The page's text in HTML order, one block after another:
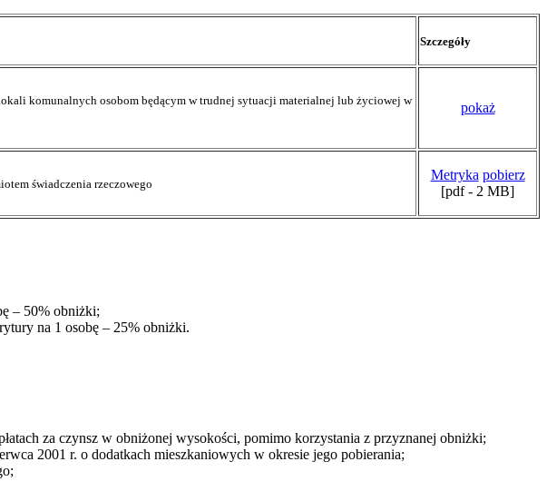
Szczegóły
komunalnych osobom będącym w trudnej sytuacji materialnej lub życiowej w
pokaż
świadczenia rzeczowego
Metryka pobierz
[pdf - 2 MB]
– 50% obniżki;
na 1 osobę – 25% obniżki.
za czynsz w obniżonej wysokości, pomimo korzystania z przyznanej obniżki;
2001 r. o dodatkach mieszkaniowych w okresie jego pobierania;